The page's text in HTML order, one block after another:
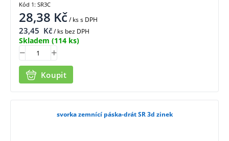
28,38 Kč/ kss DPH
23,45 Kč/ ks bez DPH
Skladem (114 ks)
Koupit
Kód 1: SR3C
svorka zemnící páska-drát SR 3d zinek